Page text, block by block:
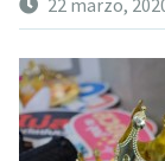
22 marzo,